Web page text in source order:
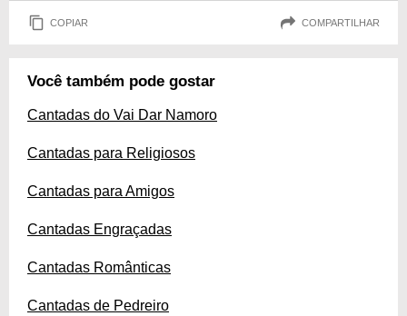
COPIAR COMPARTILHAR
Você também pode gostar
Cantadas do Vai Dar Namoro
Cantadas para Religiosos
Cantadas para Amigos
Cantadas Engraçadas
Cantadas Românticas
Cantadas de Pedreiro